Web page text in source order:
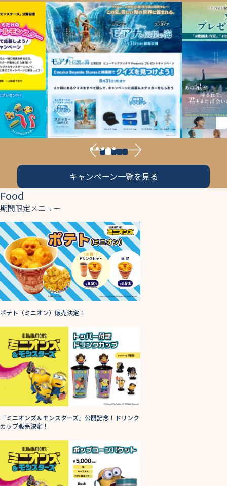
キャンペーン一覧を見る
Food
期間限定メニュー
ポテト（ミニオン）販売決定！
『ミニオンズ＆モンスターズ』公開記念！ドリンク
カップ販売決定！